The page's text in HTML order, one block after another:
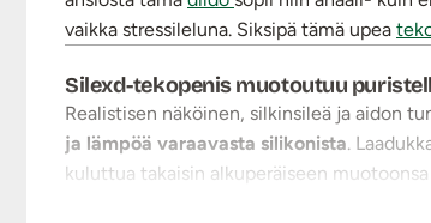
vaikka stressileluna. Siksipä tämä upea
Silexd-tekopenis muotoutuu
Realistisen näköinen, silkinsileä ja aidon
ja lämpöä varaavasta silikonista.
kuluttua takaisin alkuperäiseen